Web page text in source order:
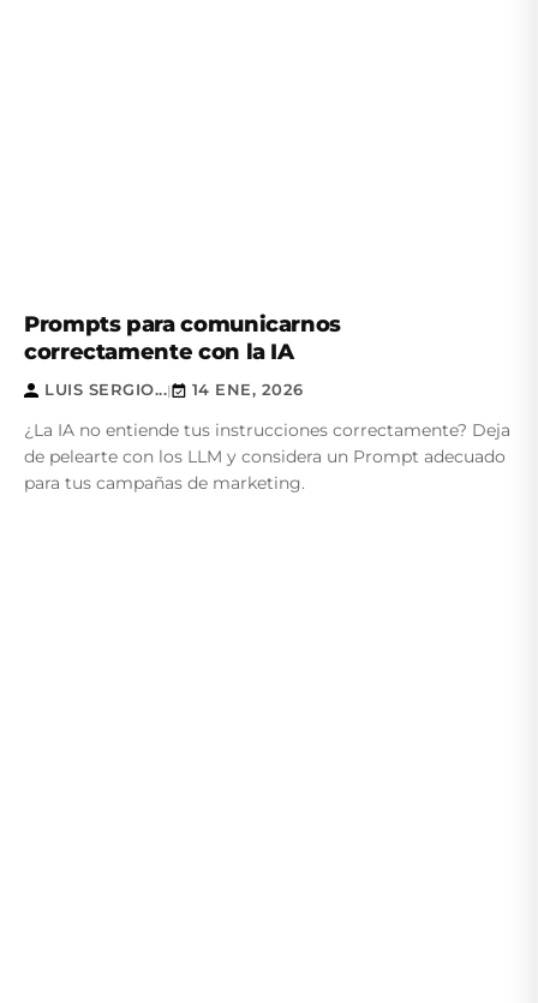
Prompts para comunicarnos
correctamente con la IA
LUIS SERGIO...| 14 ENE, 2026
¿La IA no entiende tus instrucciones correctamente? Deja
de pelearte con los LLM y considera un Prompt adecuado
para tus campañas de marketing.